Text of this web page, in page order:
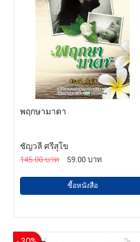
พฤกษามาตา
ชัญวลี ศรีสุโข
145.00 บาท
59.00 บาท
ซื้อหนังสือ